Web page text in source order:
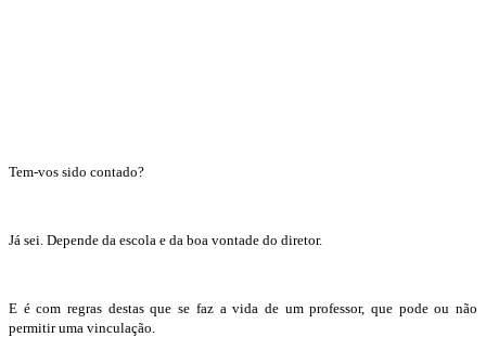
Tem-vos sido contado?
Já sei. Depende da escola e da boa vontade do diretor.
E é com regras destas que se faz a vida de um professor, que pode ou não
permitir uma vinculação.